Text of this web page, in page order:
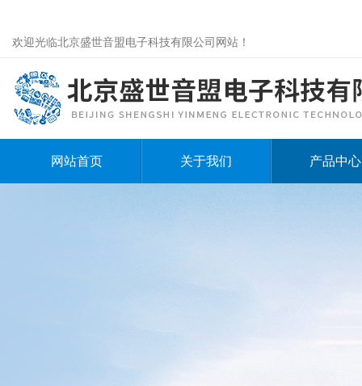
欢迎光临北京盛世音盟电子科技有限公司网站！
网站首页 关于我们 产品中心